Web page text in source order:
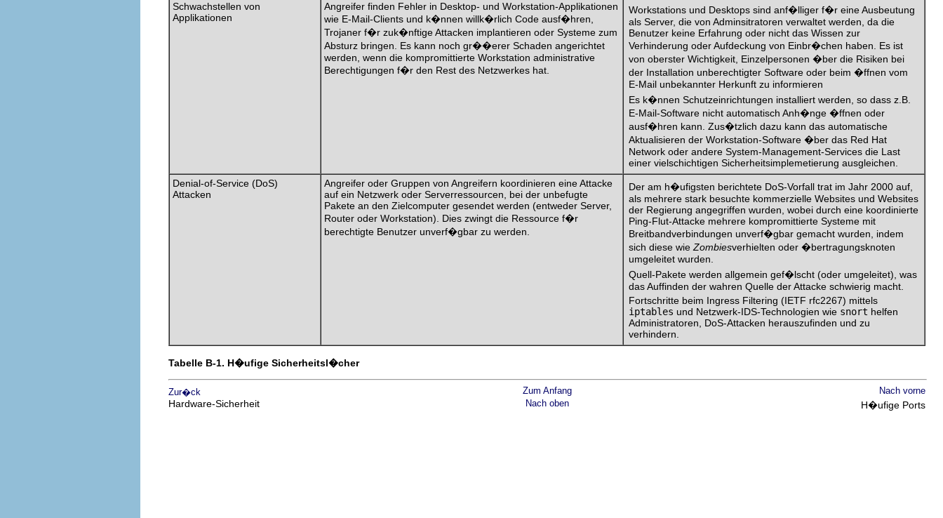
Schwachstellen von
Applikationen
Angreifer finden Fehler in Desktop- und Workstation-Applikationen
wie E-Mail-Clients und k�nnen willk�rlich Code ausf�hren,
Trojaner f�r zuk�nftige Attacken implantieren oder Systeme zum
Absturz bringen. Es kann noch gr��erer Schaden angerichtet
werden, wenn die kompromittierte Workstation administrative
Berechtigungen f�r den Rest des Netzwerkes hat.
Workstations und Desktops sind anf�lliger f�r eine Ausbeutung
als Server, die von Adminsitratoren verwaltet werden, da die
Benutzer keine Erfahrung oder nicht das Wissen zur
Verhinderung oder Aufdeckung von Einbr�chen haben. Es ist
von oberster Wichtigkeit, Einzelpersonen �ber die Risiken bei
der Installation unberechtigter Software oder beim �ffnen vom
E-Mail unbekannter Herkunft zu informieren
Es k�nnen Schutzeinrichtungen installiert werden, so dass z.B.
E-Mail-Software nicht automatisch Anh�nge �ffnen oder
ausf�hren kann. Zus�tzlich dazu kann das automatische
Aktualisieren der Workstation-Software �ber das Red Hat
Network oder andere System-Management-Services die Last
einer vielschichtigen Sicherheitsimplemetierung ausgleichen.
Denial-of-Service (DoS)
Attacken
Angreifer oder Gruppen von Angreifern koordinieren eine Attacke
auf ein Netzwerk oder Serverressourcen, bei der unbefugte
Pakete an den Zielcomputer gesendet werden (entweder Server,
Router oder Workstation). Dies zwingt die Ressource f�r
berechtigte Benutzer unverf�gbar zu werden.
Der am h�ufigsten berichtete DoS-Vorfall trat im Jahr 2000 auf,
als mehrere stark besuchte kommerzielle Websites und Websites
der Regierung angegriffen wurden, wobei durch eine koordinierte
Ping-Flut-Attacke mehrere kompromittierte Systeme mit
Breitbandverbindungen unverf�gbar gemacht wurden, indem
sich diese wie Zombiesverhielten oder �bertragungsknoten
umgeleitet wurden.
Quell-Pakete werden allgemein gef�lscht (oder umgeleitet), was
das Auffinden der wahren Quelle der Attacke schwierig macht.
Fortschritte beim Ingress Filtering (IETF rfc2267) mittels
iptables und Netzwerk-IDS-Technologien wie snort helfen
Administratoren, DoS-Attacken herauszufinden und zu
verhindern.
Tabelle B-1. H�ufige Sicherheitsl�cher
Zur�ck Zum Anfang Nach vorne
Hardware-Sicherheit Nach oben H�ufige Ports